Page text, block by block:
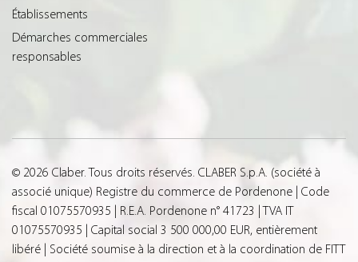
Établissements
Démarches commerciales
responsables
© 2026 Claber. Tous droits réservés. CLABER S.p.A. (société à
associé unique) Registre du commerce de Pordenone | Code
fiscal 01075570935 | R.E.A. Pordenone n° 41723 | TVA IT
01075570935 | Capital social 3 500 000,00 EUR, entièrement
libéré | Société soumise à la direction et à la coordination de FITT